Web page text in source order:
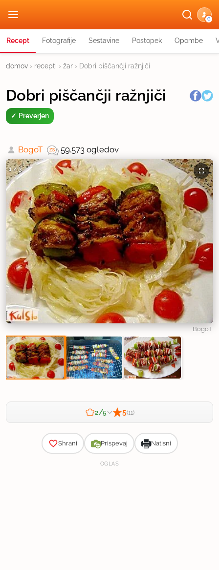
G
Recept Fotografije Sestavine Postopek Opombe
domov › recepti › žar › Dobri piščančji ražnjiči
Dobri piščančji ražnjiči
Preverjen
BogoT 59.573 ogledov
1/3
BogoT
2/5 5(11)
Shrani Prispevaj Natisni
OGLAS